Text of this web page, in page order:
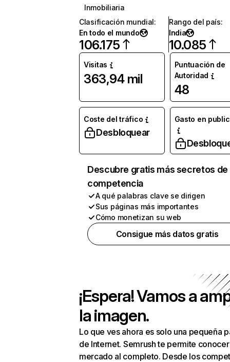
Inmobiliaria
Clasificación mundial:
En todo el mundo
106.175
Rango del país:
India
10.085
Visitas
363,94 mil
Puntuación de
Autoridad
48
Coste del tráfico
Desbloquear
Gasto en
Descubre gratis más secretos de
competencia
A qué palabras clave se dirigen
Sus páginas más importantes
Cómo monetizan su web
Consigue más datos gratis
¡Espera! Vamos a
la imagen.
Lo que ves ahora es solo una pequeña
de Internet. Semrush te permite
mercado al completo. Desde los